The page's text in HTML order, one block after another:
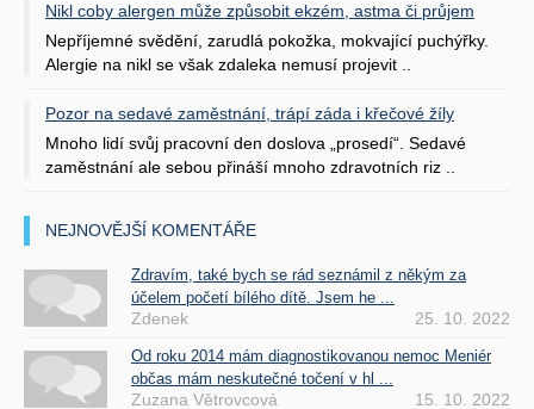
Nikl coby alergen může způsobit ekzém, astma či průjem
Nepříjemné svědění, zarudlá pokožka, mokvající puchýřky.
Alergie na nikl se však zdaleka nemusí projevit ..
Pozor na sedavé zaměstnání, trápí záda i křečové žíly
Mnoho lidí svůj pracovní den doslova „prosedí“. Sedavé
zaměstnání ale sebou přináší mnoho zdravotních riz ..
NEJNOVĚJŠÍ KOMENTÁŘE
Zdravím, také bych se rád seznámil z někým za
účelem početí bílého dítě. Jsem he ...
Zdenek 25. 10. 2022
Od roku 2014 mám diagnostikovanou nemoc Meniér
občas mám neskutečné točení v hl ...
Zuzana Větrovcová 15. 10. 2022